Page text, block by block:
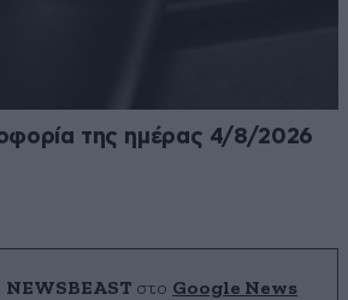
της ημέρας 4/8/2026
NEWSBEAST στο Google News